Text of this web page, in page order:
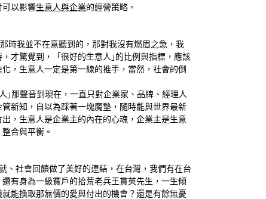
可以影響生意人與企業的經營策略。
我並不在意聽到的，那對我沒有燃眉之急，我
才驚覺到，「很好的生意人｣的比例與指標，應該
，生意人一定是第一線的推手，當然，社會的倒
聲音到現在，一直只對企業家、品牌、經理人
新知，自以為踩著一塊魔墊，隨時能與世界最新
，生意人是企業主的內在的心魂，企業主是生意
合與平衡。
、社會回饋做了美好的連結，在台灣，我們有在台
有身為一級貧戶的拾荒老兵王貫英先生，一生傾
能換取那無價的愛與付出的機會？還是有餘無憂